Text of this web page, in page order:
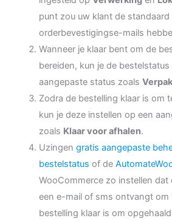
punt zou uw klant de
orderbevestigingse-mails
Wanneer je klaar bent om de
bereiden, kun je de
aangepaste status zoals
Zodra de bestelling klaar is om
kun je deze instellen op een
zoals Klaar voor afhalen.
Uzingen gratis aangepaste
bestelstatus of de
WooCommerce zo instellen
een e-mail of sms ontvangt om
bestelling klaar is om